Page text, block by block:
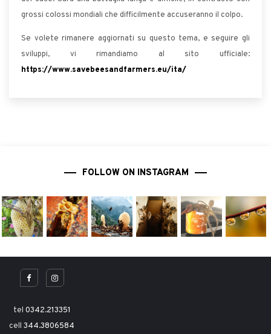
grossi colossi mondiali che difficilmente accuseranno il colpo.
Se volete rimanere aggiornati su questo tema, e seguire gli
sviluppi, vi rimandiamo al sito ufficiale:
https://www.savebeesandfarmers.eu/ita/
FOLLOW ON INSTAGRAM
tel 0342.213351
cell 344.3806584